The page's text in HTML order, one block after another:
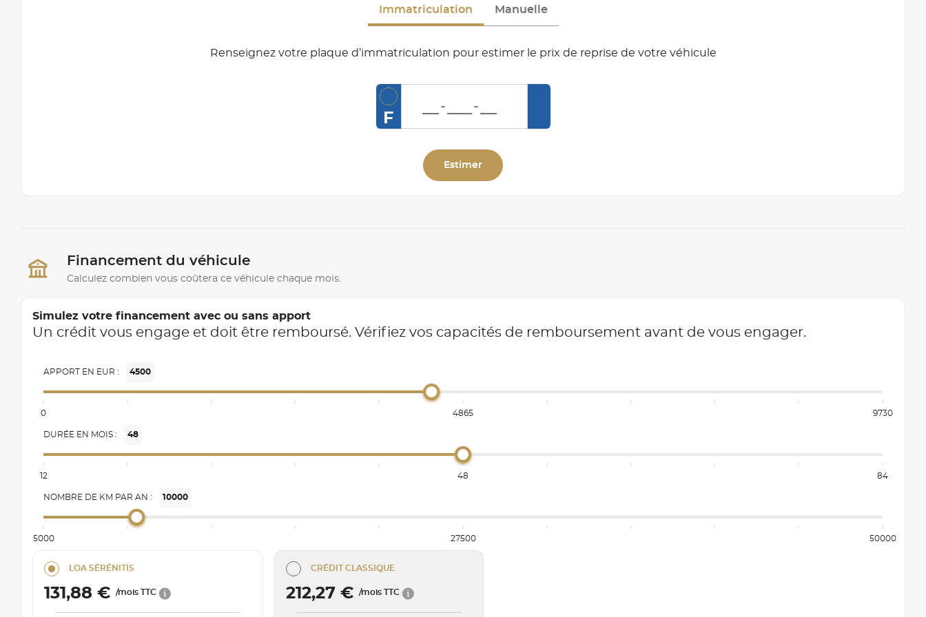
Immatriculation Manuelle
Renseignez votre plaque d’immatriculation pour estimer le prix de reprise de votre véhicule
F
Estimer
Financement du véhicule
Calculez combien vous coûtera ce véhicule chaque mois.
Simulez votre financement avec ou sans apport
Un crédit vous engage et doit être remboursé. Vérifiez vos capacités de remboursement avant de vous engager.
APPORT EN EUR : 4500
0 4865 9730
DURÉE EN MOIS : 48
12 48 84
NOMBRE DE KM PAR AN : 10000
5000 27500 50000
LOA SÉRÉNITIS
131,88 €/mois TTC
CRÉDIT CLASSIQUE
212,27 €/mois TTC